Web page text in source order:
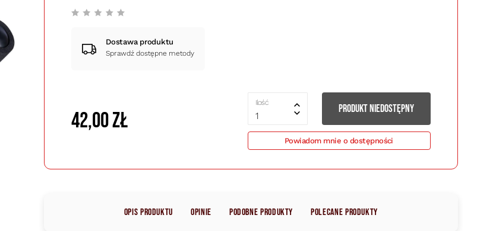
Dostawa produktu
Sprawdź dostępne metody
42,00 zł
Ilość
1
PRODUKT NIEDOSTĘPNY
Powiadom mnie o dostępności
Opis produktu Opinie Podobne produkty Polecane produkty